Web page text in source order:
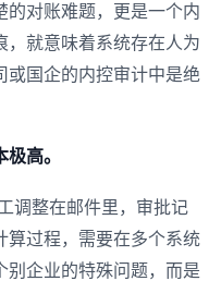
的对账难题，更是一个内
，就意味着系统存在人为
或国企的内控审计中是绝
高。
调整在邮件里，审批记
过程，需要在多个系统
别企业的特殊问题，而是